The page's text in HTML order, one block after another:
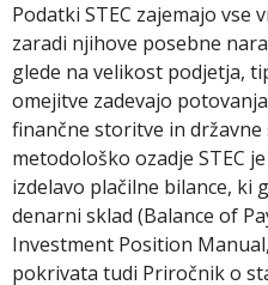
Podatki STEC zajemajo vse
zaradi njihove posebne
glede na velikost podjetja,
omejitve zadevajo
finančne storitve in
metodološko ozadje STEC
izdelavo plačilne bilance, ki
denarni sklad (Balance of
Investment Position
pokrivata tudi Priročnik o